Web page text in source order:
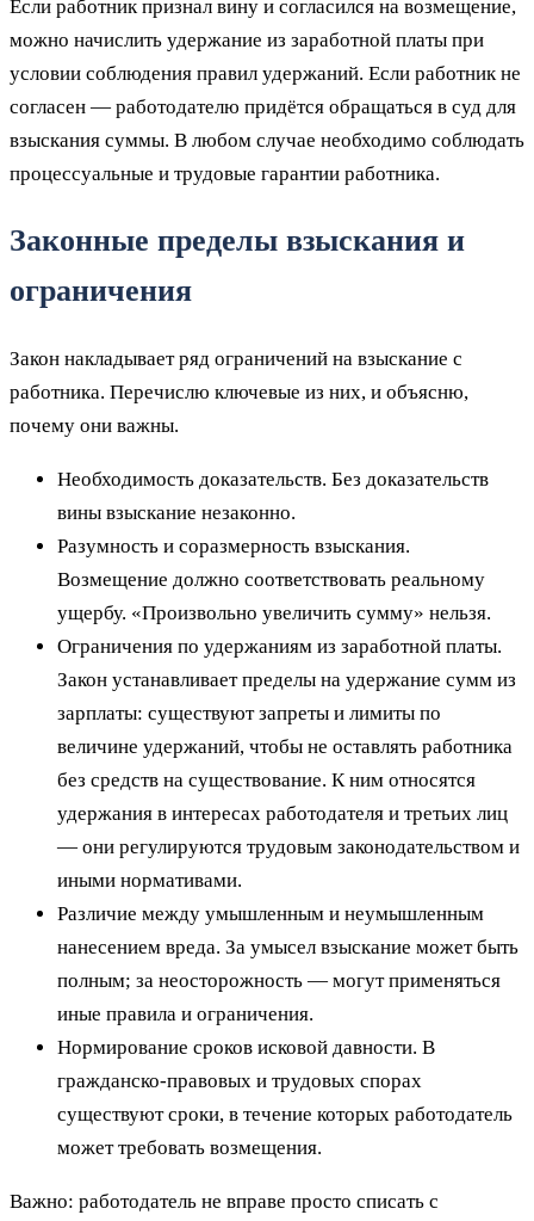
Если работник признал вину и согласился на возмещение,
можно начислить удержание из заработной платы при
условии соблюдения правил удержаний. Если работник не
согласен — работодателю придётся обращаться в суд для
взыскания суммы. В любом случае необходимо соблюдать
процессуальные и трудовые гарантии работника.
Законные пределы взыскания и
ограничения
Закон накладывает ряд ограничений на взыскание с
работника. Перечислю ключевые из них, и объясню,
почему они важны.
Необходимость доказательств. Без доказательств
вины взыскание незаконно.
Разумность и соразмерность взыскания.
Возмещение должно соответствовать реальному
ущербу. «Произвольно увеличить сумму» нельзя.
Ограничения по удержаниям из заработной платы.
Закон устанавливает пределы на удержание сумм из
зарплаты: существуют запреты и лимиты по
величине удержаний, чтобы не оставлять работника
без средств на существование. К ним относятся
удержания в интересах работодателя и третьих лиц
— они регулируются трудовым законодательством и
иными нормативами.
Различие между умышленным и неумышленным
нанесением вреда. За умысел взыскание может быть
полным; за неосторожность — могут применяться
иные правила и ограничения.
Нормирование сроков исковой давности. В
гражданско‑правовых и трудовых спорах
существуют сроки, в течение которых работодатель
может требовать возмещения.
Важно: работодатель не вправе просто списать с